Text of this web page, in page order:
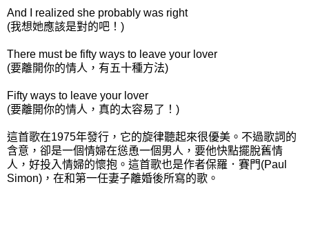
And I realized she probably was right
(我想她應該是對的吧！)
There must be fifty ways to leave your lover
(要離開你的情人，有五十種方法)
Fifty ways to leave your lover
(要離開你的情人，真的太容易了！)
這首歌在1975年發行， 它的旋律聽起來很優美。不過歌詞的
含意，卻是一個情婦在慫恿一個男人，要他快點擺脫舊情
人，好投入情婦的懷抱。這首歌也是作者保羅．賽門(Paul
Simon)，在和第一任妻子離婚後所寫的歌。